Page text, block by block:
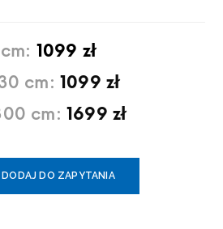
1099 zł
cm:1099 zł
cm:1699 zł
DODAJ DO ZAPYTANIA